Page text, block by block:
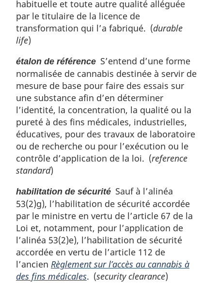
habituelle et toute autre qualité alléguée
par le titulaire de la licence de
transformation qui l’a fabriqué. (durable
life)
étalon de référence S’entend d’une forme
normalisée de cannabis destinée à servir de
mesure de base pour faire des essais sur
une substance afin d’en déterminer
l’identité, la concentration, la qualité ou la
pureté à des fins médicales, industrielles,
éducatives, pour des travaux de laboratoire
ou de recherche ou pour l’exécution ou le
contrôle d’application de la loi. (reference
standard)
habilitation de sécurité Sauf à l’alinéa
53(2)g), l’habilitation de sécurité accordée
par le ministre en vertu de l’article 67 de la
Loi et, notamment, pour l’application de
l’alinéa 53(2)e), l’habilitation de sécurité
accordée en vertu de l’article 112 de
l’ancien Règlement sur l’accès au cannabis à
des fins médicales. (security clearance)